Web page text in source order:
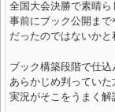
全国大会決勝で素晴ら
事前にブック公開ま
だったのではないかと
ブック構築段階で仕
あらかじめ判ってい
実況がそこをうまく解